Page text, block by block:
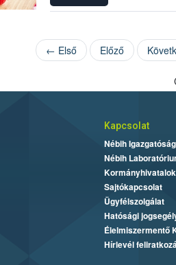
← Első Előző
Kapcsolat
Nébih
Nébih
Kormányhivatalok
Sajtókapcsolat
Ügyfélszolgálat
Hatósági
Élelmiszermentő
Hírlevél